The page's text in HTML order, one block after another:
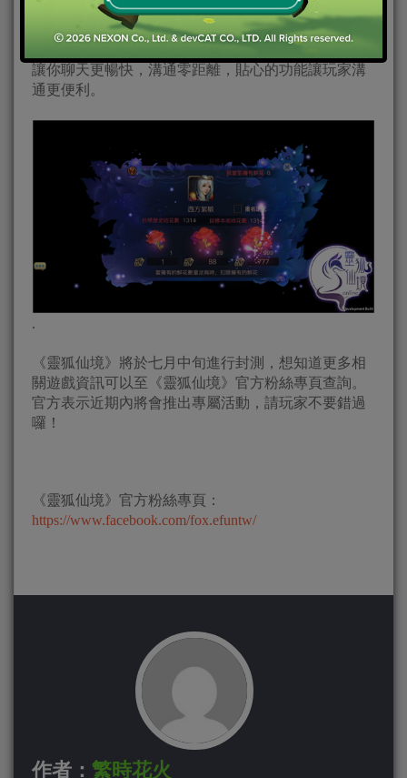
《靈狐仙境》特別加強社交系統，除了讓好友間天天
讓你聊天更暢快，溝通零距離，貼心的功能讓玩家溝
通更便利。
.
《靈狐仙境》將於七月中旬進行封測，想知道更多相
關遊戲資訊可以至《靈狐仙境》官方粉絲專頁查詢。
官方表示近期內將會推出專屬活動，請玩家不要錯過
囉！
《靈狐仙境》官方粉絲專頁：
https://www.facebook.com/fox.efuntw/
作者： 繁時花火